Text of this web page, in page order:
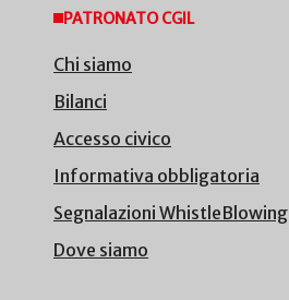
PATRONATO CGIL
Chi siamo
Bilanci
Accesso civico
Informativa obbligatoria
Segnalazioni WhistleBlowing
Dove siamo